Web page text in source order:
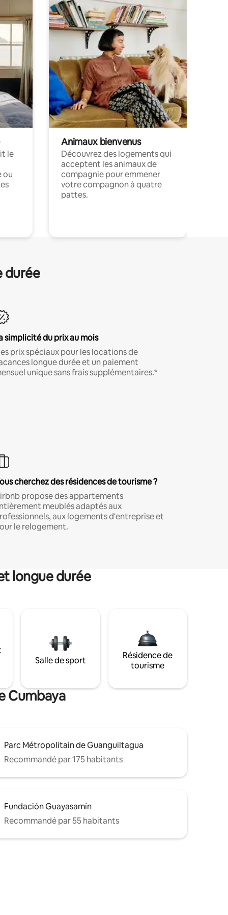
le
ou
Animaux bienvenus
Découvrez des logements qui
acceptent les animaux de
compagnie pour emmener
votre compagnon à quatre
pattes.
durée
simplicité du prix au mois
prix spéciaux pour les locations de
longue durée et un paiement
unique sans frais supplémentaires.*
cherchez des résidences de tourisme ?
propose des appartements
meublés adaptés aux
aux logements d'entreprise et
le relogement.
longue durée
Salle de sport
Résidence de
tourisme
Cumbaya
Parc Métropolitain de Guanguiltagua
Recommandé par 175 habitants
Fundación Guayasamín
Recommandé par 55 habitants